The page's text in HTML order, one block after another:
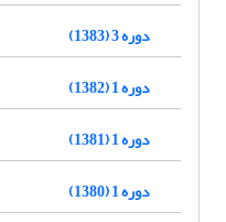
دوره 3 (1383)
دوره 1 (1382)
دوره 1 (1381)
دوره 1 (1380)